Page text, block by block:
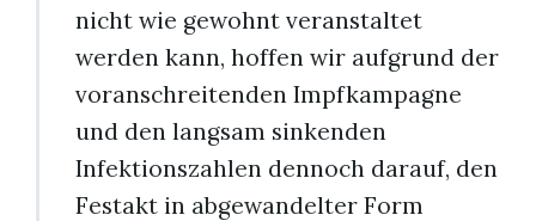
nicht wie gewohnt veranstaltet
werden kann, hoffen wir aufgrund der
voranschreitenden Impfkampagne
und den langsam sinkenden
Infektionszahlen dennoch darauf, den
Festakt in abgewandelter Form